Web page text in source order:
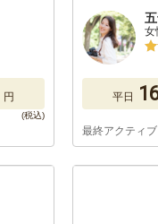
円
女
平日
最終アクティ